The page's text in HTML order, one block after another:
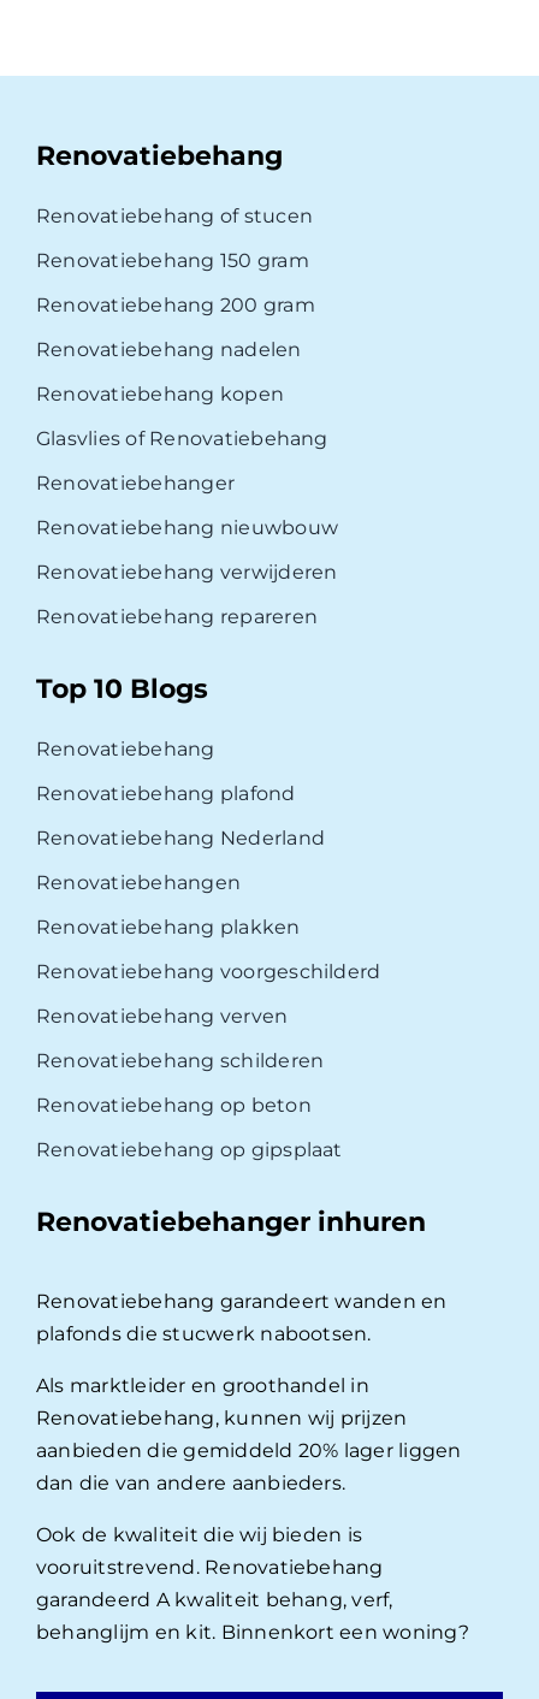
Renovatiebehang
Renovatiebehang of stucen
Renovatiebehang 150 gram
Renovatiebehang 200 gram
Renovatiebehang nadelen
Renovatiebehang kopen
Glasvlies of Renovatiebehang
Renovatiebehanger
Renovatiebehang nieuwbouw
Renovatiebehang verwijderen
Renovatiebehang repareren
Top 10 Blogs
Renovatiebehang
Renovatiebehang plafond
Renovatiebehang Nederland
Renovatiebehangen
Renovatiebehang plakken
Renovatiebehang voorgeschilderd
Renovatiebehang verven
Renovatiebehang schilderen
Renovatiebehang op beton
Renovatiebehang op gipsplaat
Renovatiebehanger inhuren
Renovatiebehang garandeert wanden en
plafonds die stucwerk nabootsen.
Als marktleider en groothandel in
Renovatiebehang, kunnen wij prijzen
aanbieden die gemiddeld 20% lager liggen
dan die van andere aanbieders.
Ook de kwaliteit die wij bieden is
vooruitstrevend. Renovatiebehang
garandeerd A kwaliteit behang, verf,
behanglijm en kit. Binnenkort een woning?